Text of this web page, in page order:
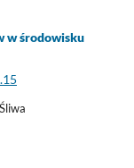
w środowisku